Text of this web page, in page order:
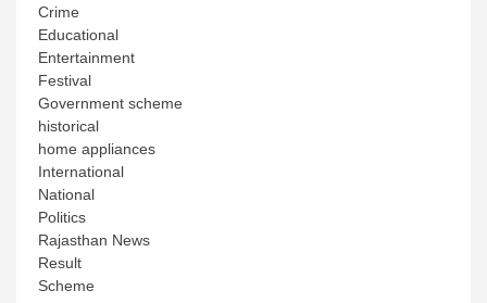
Crime
Educational
Entertainment
Festival
Government scheme
historical
home appliances
International
National
Politics
Rajasthan News
Result
Scheme